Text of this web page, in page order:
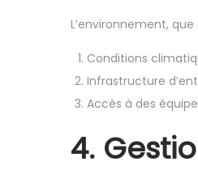
L’environnement,
Conditions
Infrastructure
Accès à des
4.